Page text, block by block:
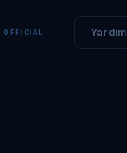
OFFICIAL Yardım